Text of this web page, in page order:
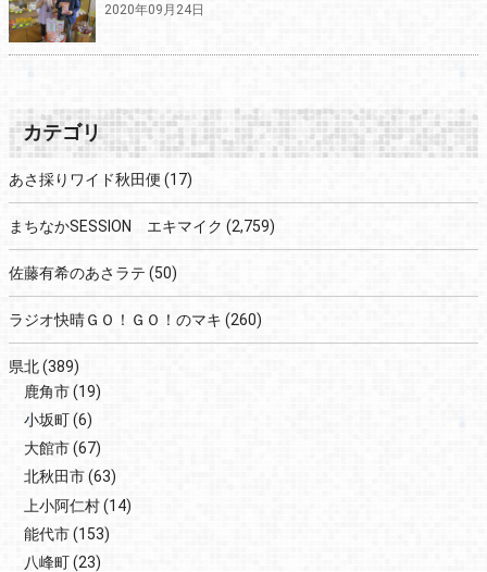
2020年09月24日
カテゴリ
あさ採りワイド秋田便 (17)
まちなかSESSION エキマイク (2,759)
佐藤有希のあさラテ (50)
ラジオ快晴ＧＯ！ＧＯ！のマキ (260)
県北(389)
鹿角市(19)
小坂町(6)
大館市(67)
北秋田市(63)
上小阿仁村(14)
能代市(153)
八峰町(23)